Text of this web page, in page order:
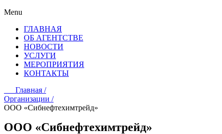
Menu
ГЛАВНАЯ
ОБ АГЕНТСТВЕ
НОВОСТИ
УСЛУГИ
МЕРОПРИЯТИЯ
КОНТАКТЫ
Главная /
Организации /
ООО «Сибнефтехимтрейд»
ООО «Сибнефтехимтрейд»